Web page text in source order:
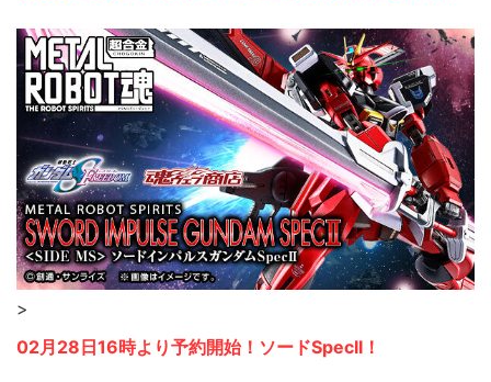
>
02月28日16時より予約開始！ソードSpecII！